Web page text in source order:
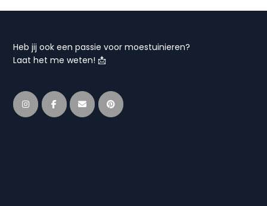
Heb jij ook een passie voor moestuinieren?
Laat het me weten! 📩